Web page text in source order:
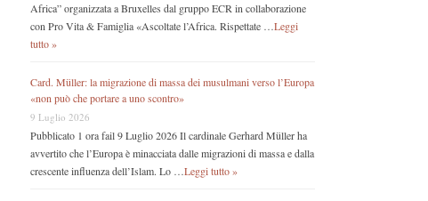
Africa” organizzata a Bruxelles dal gruppo ECR in collaborazione
con Pro Vita & Famiglia «Ascoltate l’Africa. Rispettate … Leggi
tutto »
Card. Müller: la migrazione di massa dei musulmani verso l’Europa
«non può che portare a uno scontro»
9 Luglio 2026
Pubblicato 1 ora fail 9 Luglio 2026 Il cardinale Gerhard Müller ha
avvertito che l’Europa è minacciata dalle migrazioni di massa e dalla
crescente influenza dell’Islam. Lo … Leggi tutto »